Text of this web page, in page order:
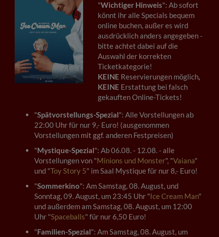
"Wichtiger Hinweis": Ab sofort
könnt ihr alle Specials bequem
online buchen, außer es wird
ausdrücklich anders angegeben -
bitte achtet dabei auf die
Auswahl der korrekten
Ticketkategorie!
KEINE Reservierungen möglich,
KEINE Erstattung bei falsch
gekauften Online-Tickets!
"Spätvorstellungs-Spezial": Alle Vorstellungen ab
22:00 Uhr für nur 9,- Euro! (ausgenommen
Vorstellungen mit ggf. anderen Festpreisen)
"Mystique-Spezial": Ab 06.08. - 12.08. - alle
Vorstellungen von "Minions und Monster", "Vaiana"
und "Toy Story 5" im Saal Mystique für nur 8,- Euro!
"Sommerkino": Am Samstag, 08. August, und
Sonntag, 09. August, um 23:45 Uhr "Ice Cream Man"
und außerdem am Samstag, 08. August, um 12:00
Uhr "Spaceballs" für nur 6,50 Euro!
"Familien-Spezial": Am Samstag, 08. August, um